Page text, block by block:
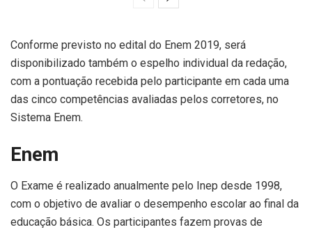
Conforme previsto no edital do Enem 2019, será
disponibilizado também o espelho individual da redação,
com a pontuação recebida pelo participante em cada uma
das cinco competências avaliadas pelos corretores, no
Sistema Enem.
Enem
O Exame é realizado anualmente pelo Inep desde 1998,
com o objetivo de avaliar o desempenho escolar ao final da
educação básica. Os participantes fazem provas de